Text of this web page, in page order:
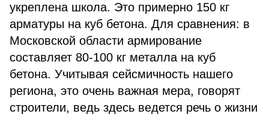
укреплена школа. Это примерно 150 кг
арматуры на куб бетона. Для сравнения: в
Московской области армирование
составляет 80-100 кг металла на куб
бетона. Учитывая сейсмичность нашего
региона, это очень важная мера, говорят
строители, ведь здесь ведется речь о жизни